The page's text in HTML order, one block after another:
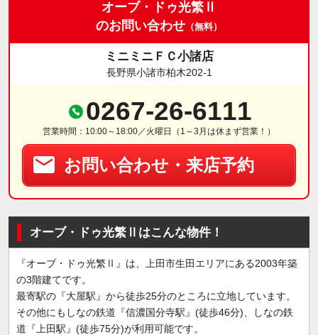
オーブ・ドゥ光繁Ⅱ
のお問い合わせ （無料）
ミニミニＦＣ小諸店
長野県小諸市柏木202-1
0267-26-6111
営業時間：10:00～18:00／火曜日（1～3月は休まず営業！）
お問い合わせ・来店予約
オーブ・ドゥ光繁Ⅱはこんな物件！
『オーブ・ドゥ光繁Ⅱ』は、上田市生田エリアにある2003年築
の3階建てです。
最寄駅の『大屋駅』から徒歩25分のところに立地しています。
その他にもしなの鉄道『信濃国分寺駅』(徒歩46分)、しなの鉄
道『上田駅』(徒歩75分)が利用可能です。